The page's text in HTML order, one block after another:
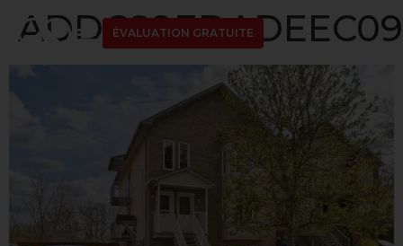
ÉVALUATION GRATUITE